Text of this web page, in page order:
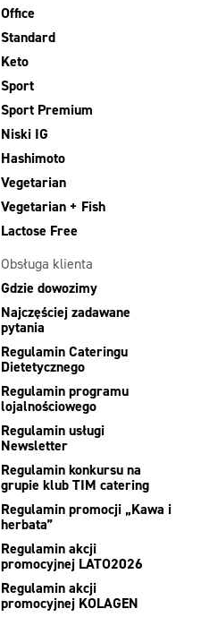
Office
Standard
Keto
Sport
Sport Premium
Niski IG
Hashimoto
Vegetarian
Vegetarian + Fish
Lactose Free
Obsługa klienta
Gdzie dowozimy
Najczęściej zadawane
pytania
Regulamin Cateringu
Dietetycznego
Regulamin programu
lojalnościowego
Regulamin usługi
Newsletter
Regulamin konkursu na
grupie klub TIM catering
Regulamin promocji „Kawa i
herbata”
Regulamin akcji
promocyjnej LATO2026
Regulamin akcji
promocyjnej KOLAGEN